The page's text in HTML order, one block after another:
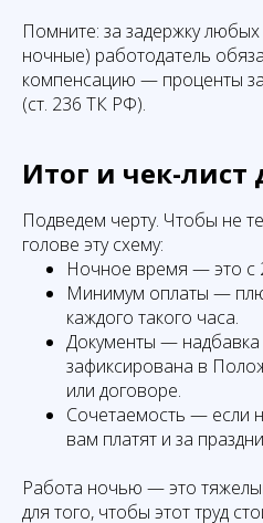
Помните: за задержку
ночные) работодатель
компенсацию — проценты
(ст. 236 ТК РФ).
Итог и чек-лист
Подведем черту. Чтобы не
голове эту схему:
Ночное время — это с
Минимум оплаты —
каждого такого часа.
Документы —
зафиксирована в
или договоре.
Сочетаемость — если
вам платят и за
Работа ночью — это
для того, чтобы этот труд